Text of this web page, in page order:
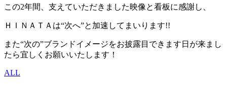
この2年間、支えていただきました映像と看板に感謝し、
ＨＩＮＡＴＡは“次へ”と加速してまいります!!
また“次の”ブランドイメージをお披露目できます日が来まし
たら宜しくお願いいたします！
ALL